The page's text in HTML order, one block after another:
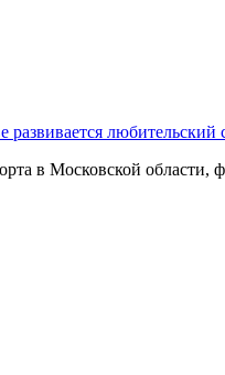
любительский
в Московской